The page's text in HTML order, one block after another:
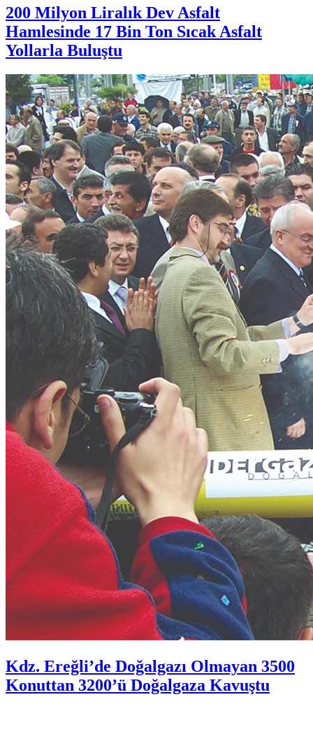
200 Milyon Liralık Dev Asfalt
Hamlesinde 17 Bin Ton Sıcak Asfalt
Yollarla Buluştu
Kdz. Ereğli’de Doğalgazı Olmayan 3500
Konuttan 3200’ü Doğalgaza Kavuştu